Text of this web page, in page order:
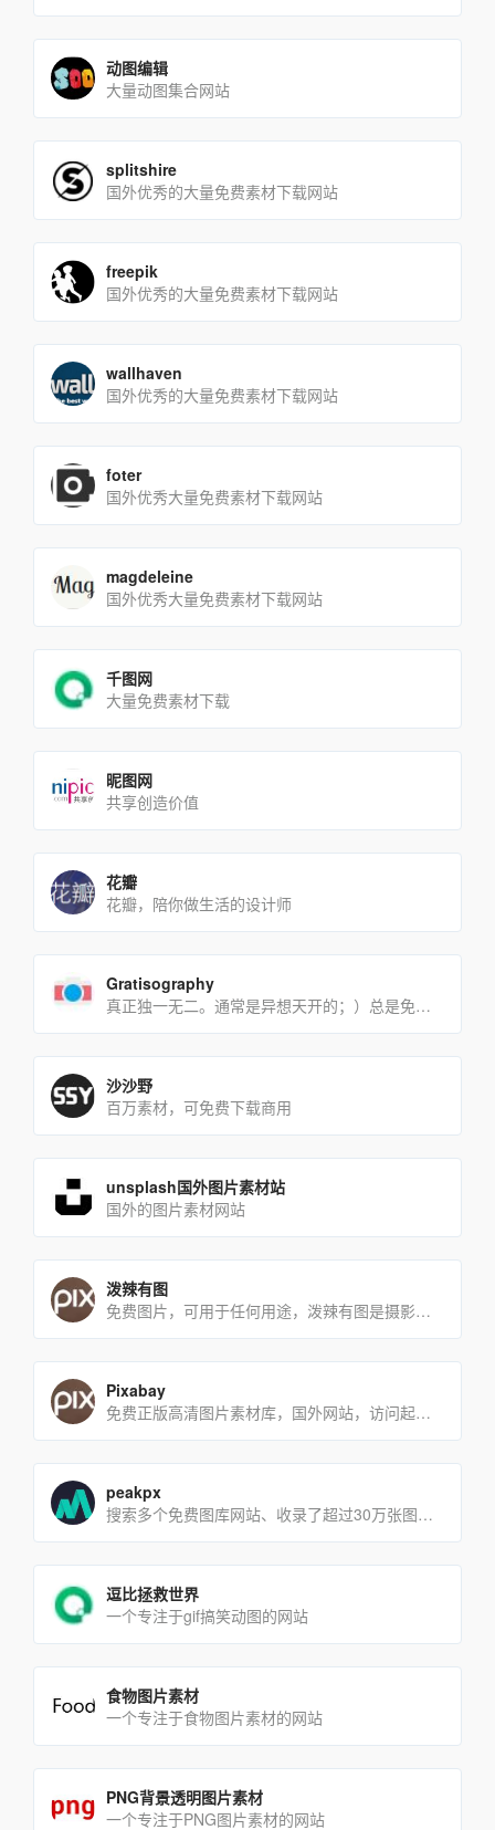
动图编辑
大量动图集合网站
splitshire
国外优秀的大量免费素材下载网站
freepik
国外优秀的大量免费素材下载网站
wallhaven
国外优秀的大量免费素材下载网站
foter
国外优秀大量免费素材下载网站
magdeleine
国外优秀大量免费素材下载网站
千图网
大量免费素材下载
昵图网
共享创造价值
花瓣
花瓣，陪你做生活的设计师
Gratisography
真正独一无二。通常是异想天开的；）总是免费的。
沙沙野
百万素材，可免费下载商用
unsplash国外图片素材站
国外的图片素材网站
泼辣有图
免费图片，可用于任何用途，泼辣有图是摄影人发起的公开创源活动
Pixabay
免费正版高清图片素材库，国外网站，访问起来速度较慢
peakpx
搜索多个免费图库网站、收录了超过30万张图片、所有图片都是CC0协议
逗比拯救世界
一个专注于gif搞笑动图的网站
食物图片素材
一个专注于食物图片素材的网站
PNG背景透明图片素材
一个专注于PNG图片素材的网站